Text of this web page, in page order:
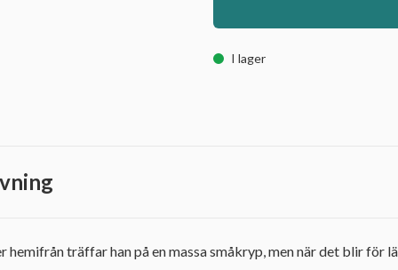
I lager
hemifrån träffar han på en massa småkryp, men när det blir för